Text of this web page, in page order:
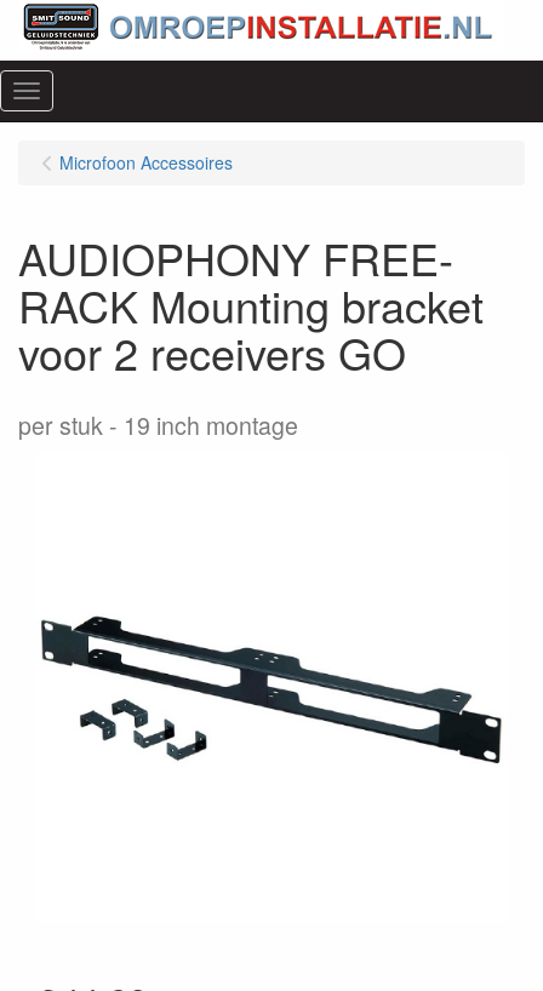
Menu
Microfoon Accessoires
AUDIOPHONY FREE-
RACK Mounting bracket
voor 2 receivers GO
per stuk 19 inch montage